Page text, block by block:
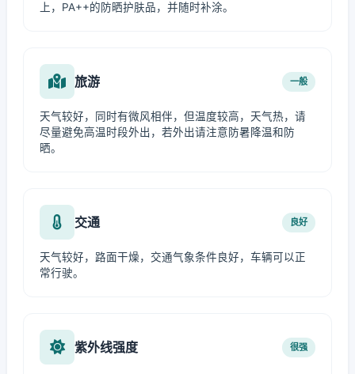
上，PA++的防晒护肤品，并随时补涂。
旅游 一般
天气较好，同时有微风相伴，但温度较高，天气热，请
尽量避免高温时段外出，若外出请注意防暑降温和防
晒。
交通 良好
天气较好，路面干燥，交通气象条件良好，车辆可以正
常行驶。
紫外线强度 很强